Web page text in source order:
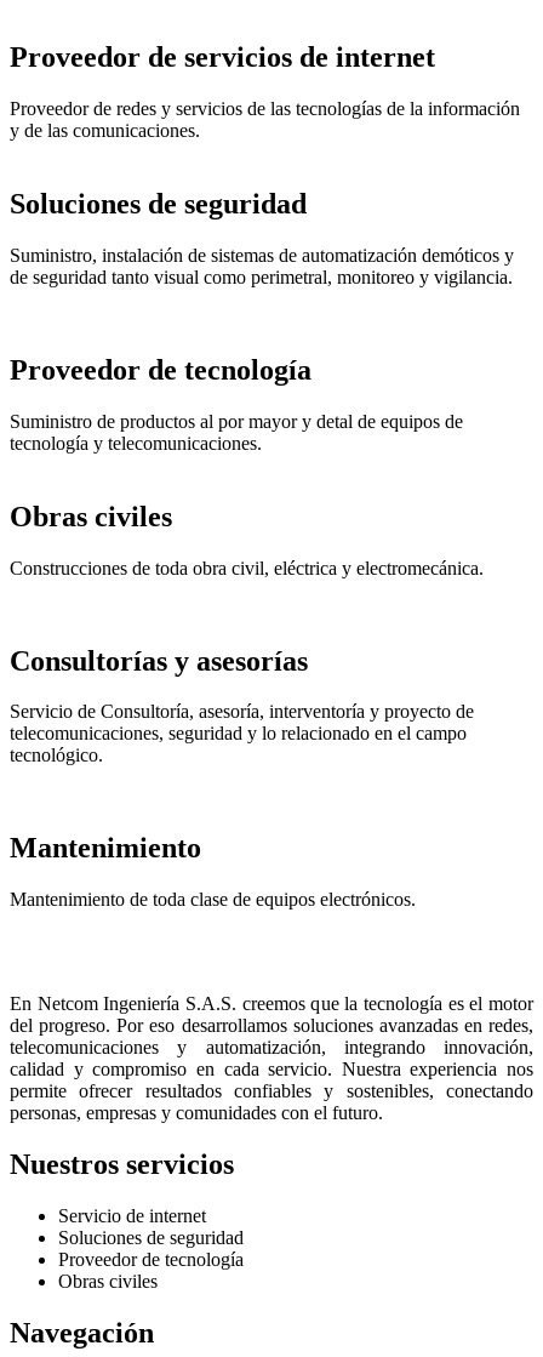
Proveedor de servicios de internet
Proveedor de redes y servicios de las tecnologías de la información
y de las comunicaciones.
Soluciones de seguridad
Suministro, instalación de sistemas de automatización demóticos y
de seguridad tanto visual como perimetral, monitoreo y vigilancia.
Proveedor de tecnología
Suministro de productos al por mayor y detal de equipos de
tecnología y telecomunicaciones.
Obras civiles
Construcciones de toda obra civil, eléctrica y electromecánica.
Consultorías y asesorías
Servicio de Consultoría, asesoría, interventoría y proyecto de
telecomunicaciones, seguridad y lo relacionado en el campo
tecnológico.
Mantenimiento
Mantenimiento de toda clase de equipos electrónicos.
En Netcom Ingeniería S.A.S. creemos que la tecnología es el motor
del progreso. Por eso desarrollamos soluciones avanzadas en redes,
telecomunicaciones y automatización, integrando innovación,
calidad y compromiso en cada servicio. Nuestra experiencia nos
permite ofrecer resultados confiables y sostenibles, conectando
personas, empresas y comunidades con el futuro.
Nuestros servicios
Servicio de internet
Soluciones de seguridad
Proveedor de tecnología
Obras civiles
Navegación